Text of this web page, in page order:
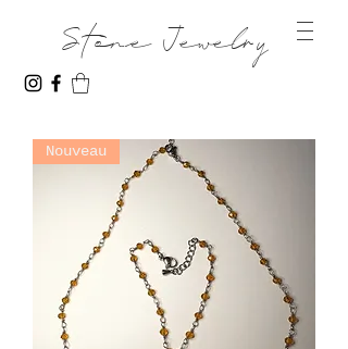
Stone Jewelry
Nouveau